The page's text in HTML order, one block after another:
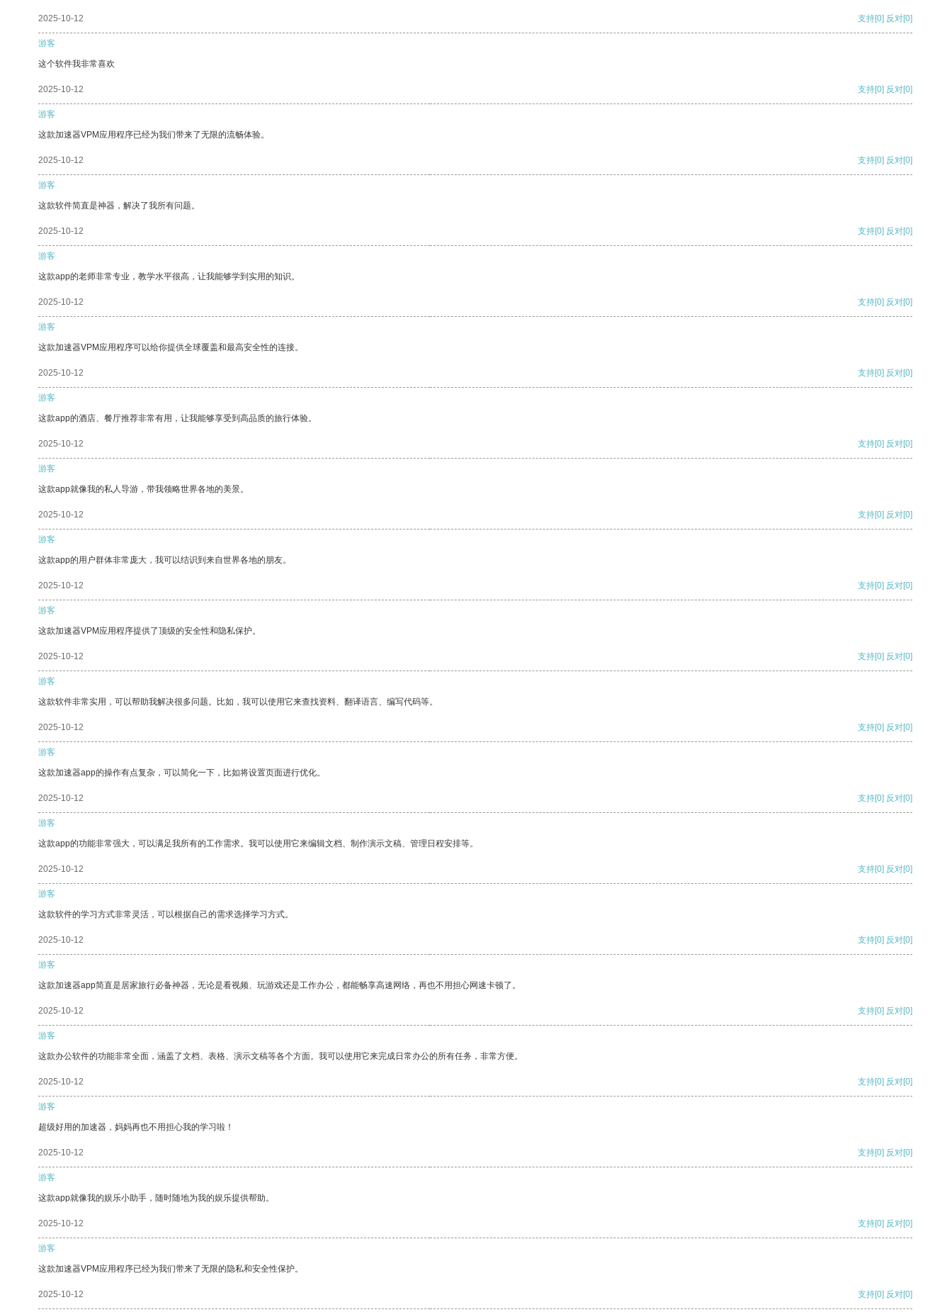
2025-10-12 支持[0] 反对[0]
游客
这个软件我非常喜欢
2025-10-12 支持[0] 反对[0]
游客
这款加速器VPM应用程序已经为我们带来了无限的流畅体验。
2025-10-12 支持[0] 反对[0]
游客
这款软件简直是神器，解决了我所有问题。
2025-10-12 支持[0] 反对[0]
游客
这款app的老师非常专业，教学水平很高，让我能够学到实用的知识。
2025-10-12 支持[0] 反对[0]
游客
这款加速器VPM应用程序可以给你提供全球覆盖和最高安全性的连接。
2025-10-12 支持[0] 反对[0]
游客
这款app的酒店、餐厅推荐非常有用，让我能够享受到高品质的旅行体验。
2025-10-12 支持[0] 反对[0]
游客
这款app就像我的私人导游，带我领略世界各地的美景。
2025-10-12 支持[0] 反对[0]
游客
这款app的用户群体非常庞大，我可以结识到来自世界各地的朋友。
2025-10-12 支持[0] 反对[0]
游客
这款加速器VPM应用程序提供了顶级的安全性和隐私保护。
2025-10-12 支持[0] 反对[0]
游客
这款软件非常实用，可以帮助我解决很多问题。比如，我可以使用它来查找资料、翻译语言、编写代码等。
2025-10-12 支持[0] 反对[0]
游客
这款加速器app的操作有点复杂，可以简化一下，比如将设置页面进行优化。
2025-10-12 支持[0] 反对[0]
游客
这款app的功能非常强大，可以满足我所有的工作需求。我可以使用它来编辑文档、制作演示文稿、管理日程安排等。
2025-10-12 支持[0] 反对[0]
游客
这款软件的学习方式非常灵活，可以根据自己的需求选择学习方式。
2025-10-12 支持[0] 反对[0]
游客
这款加速器app简直是居家旅行必备神器，无论是看视频、玩游戏还是工作办公，都能畅享高速网络，再也不用担心网速卡顿了。
2025-10-12 支持[0] 反对[0]
游客
这款办公软件的功能非常全面，涵盖了文档、表格、演示文稿等各个方面。我可以使用它来完成日常办公的所有任务，非常方便。
2025-10-12 支持[0] 反对[0]
游客
超级好用的加速器，妈妈再也不用担心我的学习啦！
2025-10-12 支持[0] 反对[0]
游客
这款app就像我的娱乐小助手，随时随地为我的娱乐提供帮助。
2025-10-12 支持[0] 反对[0]
游客
这款加速器VPM应用程序已经为我们带来了无限的隐私和安全性保护。
2025-10-12 支持[0] 反对[0]